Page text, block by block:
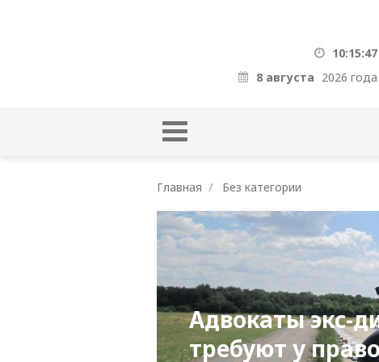
10:15:48
8 августа 2026 года
Главная Без категории
Адвокаты экс-
требуют у